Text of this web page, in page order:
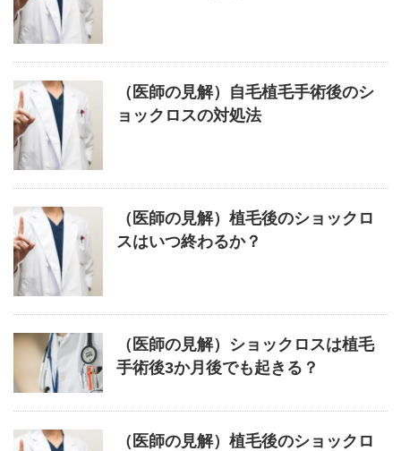
（医師の見解）自毛植毛手術後のシ
ョックロスの対処法
（医師の見解）植毛後のショックロ
スはいつ終わるか？
（医師の見解）ショックロスは植毛
手術後3か月後でも起きる？
（医師の見解）植毛後のショックロ